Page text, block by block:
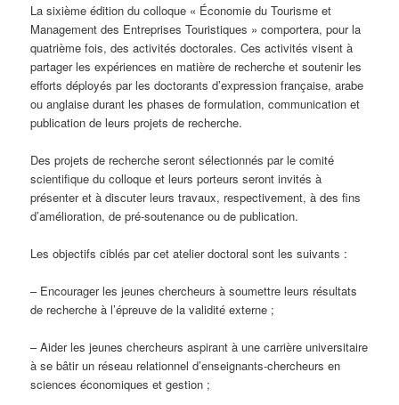
La sixième édition du colloque « Économie du Tourisme et
Management des Entreprises Touristiques » comportera, pour la
quatrième fois, des activités doctorales. Ces activités visent à
partager les expériences en matière de recherche et soutenir les
efforts déployés par les doctorants d’expression française, arabe
ou anglaise durant les phases de formulation, communication et
publication de leurs projets de recherche.
Des projets de recherche seront sélectionnés par le comité
scientifique du colloque et leurs porteurs seront invités à
présenter et à discuter leurs travaux, respectivement, à des fins
d’amélioration, de pré-soutenance ou de publication.
Les objectifs ciblés par cet atelier doctoral sont les suivants :
– Encourager les jeunes chercheurs à soumettre leurs résultats
de recherche à l’épreuve de la validité externe ;
– Aider les jeunes chercheurs aspirant à une carrière universitaire
à se bâtir un réseau relationnel d’enseignants-chercheurs en
sciences économiques et gestion ;